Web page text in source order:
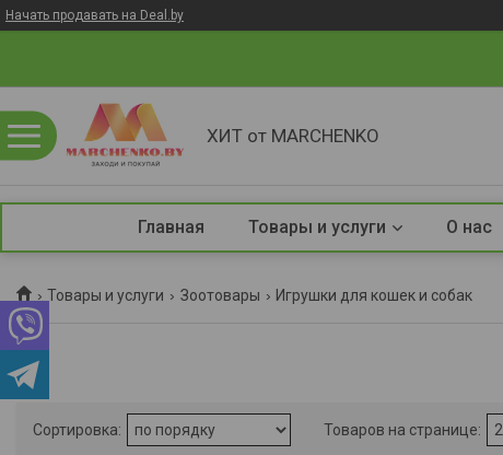
Начать продавать на Deal.by
ХИТ от MARCHENKO
Главная Товары и услуги О нас
Товары и услуги Зоотовары Игрушки для кошек и собак